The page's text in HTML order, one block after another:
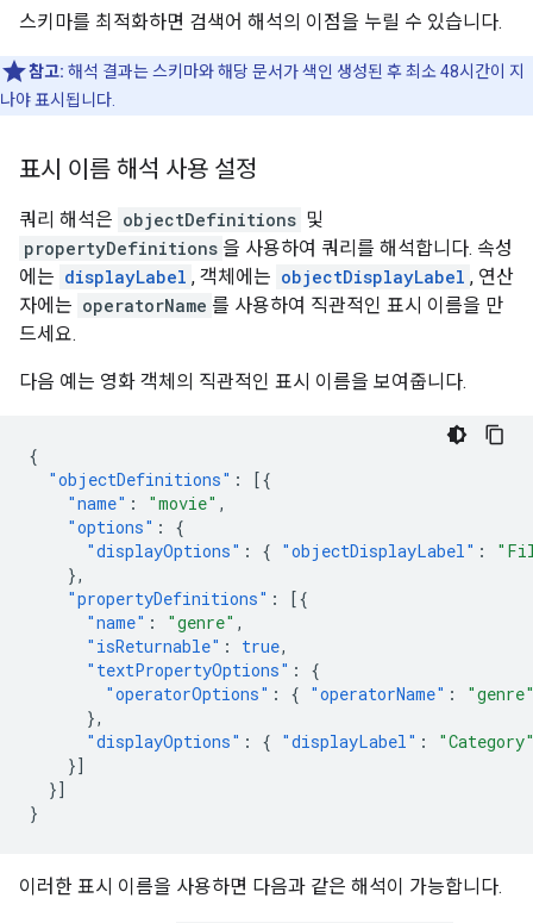
스키마를 최적화하면 검색어 해석의 이점을 누릴 수 있습니다.
참고: 해석 결과는 스키마와 해당 문서가 색인 생성된 후 최소 48시간이 지
나야 표시됩니다.
표시 이름 해석 사용 설정
쿼리 해석은 objectDefinitions 및
propertyDefinitions 을 사용하여 쿼리를 해석합니다. 속성
에는 displayLabel , 객체에는 objectDisplayLabel , 연산
자에는 operatorName 를 사용하여 직관적인 표시 이름을 만
드세요.
다음 예는 영화 객체의 직관적인 표시 이름을 보여줍니다.
{
"objectDefinitions" :
[{
"name" : "movie" ,
"options" :
{
"displayOptions" : { "objectDisplayLabel" :
},
"propertyDefinitions" :
[{
"name" : "genre" ,
"isReturnable" : true,
"textPropertyOptions" :
{
"operatorOptions" : { "operatorName" :
},
"displayOptions" : { "displayLabel" :
}]
}]
}
이러한 표시 이름을 사용하면 다음과 같은 해석이 가능합니다.